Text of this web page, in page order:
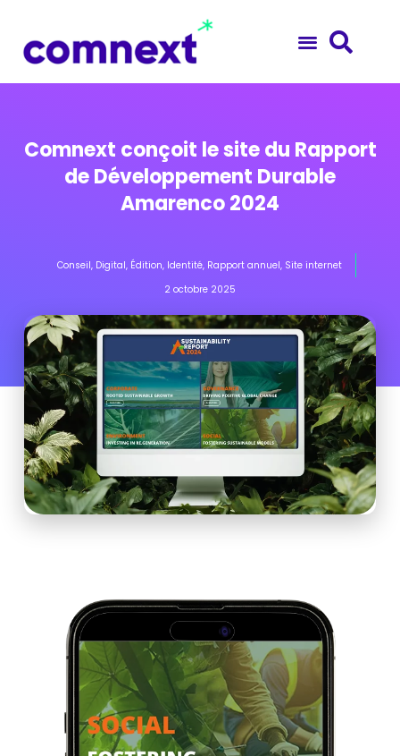
Comnext conçoit le site du Rapport
de Développement Durable
Amarenco 2024
Conseil, Digital, Édition, Identité, Rapport annuel, Site internet
2 octobre 2025